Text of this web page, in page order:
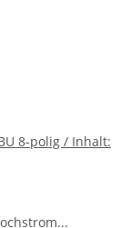
8-polig / Inhalt: